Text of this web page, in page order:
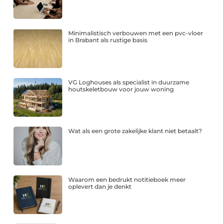
Minimalistisch verbouwen met een pvc-vloer
in Brabant als rustige basis
VG Loghouses als specialist in duurzame
houtskeletbouw voor jouw woning
Wat als een grote zakelijke klant niet betaalt?
Waarom een bedrukt notitieboek meer
oplevert dan je denkt